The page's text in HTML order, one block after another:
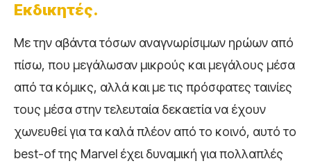
Εκδικητές.
Με την αβάντα τόσων αναγνωρίσιμων ηρώων από
πίσω, που μεγάλωσαν μικρούς και μεγάλους μέσα
από τα κόμικς, αλλά και με τις πρόσφατες ταινίες
τους μέσα στην τελευταία δεκαετία να έχουν
χωνευθεί για τα καλά πλέον από το κοινό, αυτό το
best-of της Marvel έχει δυναμική για πολλαπλές